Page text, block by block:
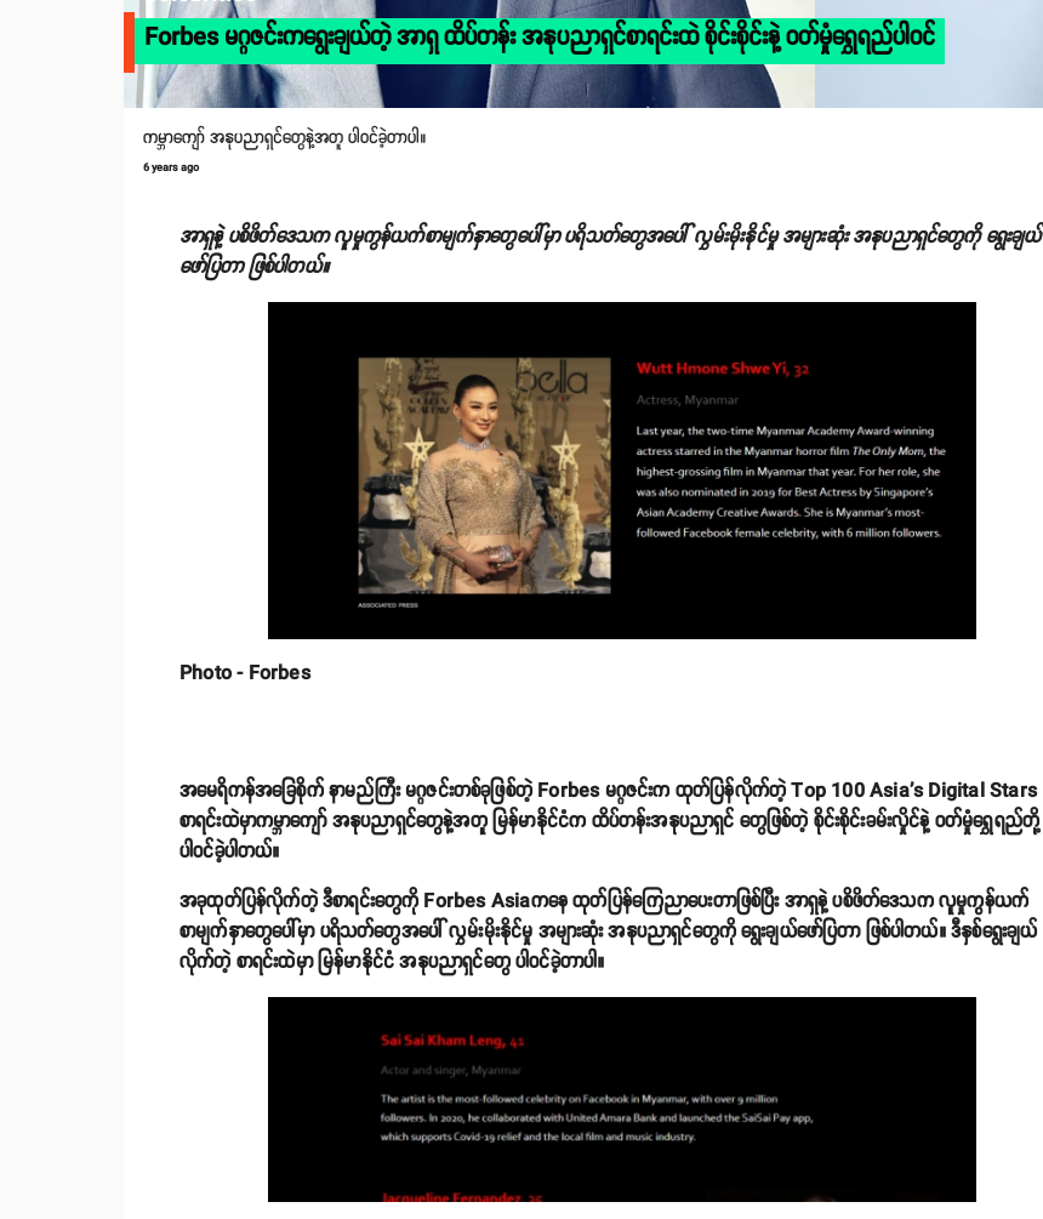
Forbes မဂ္ဂဇင်းကရွေးချယ်တဲ့ အာရှ ထိပ်တန်း အနုပညာရှင်စာရင်းထဲ စိုင်းစိုင်းနဲ့ ဝတ်မှုံရွှေရည်ပါဝင်
ကမ္ဘာကျော် အနုပညာရှင်တွေနဲ့အတူ ပါဝင်ခဲ့တာပါ။
6 years ago
အာရှနဲ့ ပစိဖိတ်ဒေသက လူမှုကွန်ယက်စာမျက်နှာတွေပေါ်မှာ ပရိသတ်တွေအပေါ် လွှမ်းမိုးနိုင်မှု အများဆုံး အနုပညာရှင်တွေကို ရွေးချယ်
ဖော်ပြတာ ဖြစ်ပါတယ်။
Photo - Forbes
အမေရိကန်အခြေစိုက် နာမည်ကြီး မဂ္ဂဇင်းတစ်ခုဖြစ်တဲ့ Forbes မဂ္ဂဇင်းက ထုတ်ပြန်လိုက်တဲ့ Top 100 Asia's Digital Stars
စာရင်းထဲမှာကမ္ဘာကျော် အနုပညာရှင်တွေနဲ့အတူ မြန်မာနိုင်ငံက ထိပ်တန်းအနုပညာရှင် တွေဖြစ်တဲ့ စိုင်းစိုင်းခမ်းလှိုင်နဲ့ ဝတ်မှုံရွှေရည်တို့
ပါဝင်ခဲ့ပါတယ်။
အခုထုတ်ပြန်လိုက်တဲ့ ဒီစာရင်းတွေကို Forbes Asiaကနေ ထုတ်ပြန်ကြေညာပေးတာဖြစ်ပြီး အာရှနဲ့ ပစိဖိတ်ဒေသက လူမှုကွန်ယက်
စာမျက်နှာတွေပေါ်မှာ ပရိသတ်တွေအပေါ် လွှမ်းမိုးနိုင်မှု အများဆုံး အနုပညာရှင်တွေကို ရွေးချယ်ဖော်ပြတာ ဖြစ်ပါတယ်။ ဒီနှစ်ရွေးချယ်
လိုက်တဲ့ စာရင်းထဲမှာ မြန်မာနိုင်ငံ အနုပညာရှင်တွေ ပါဝင်ခဲ့တာပါ။